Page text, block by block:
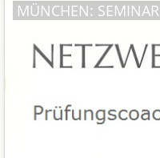
MÜNCHEN: SEMINAR